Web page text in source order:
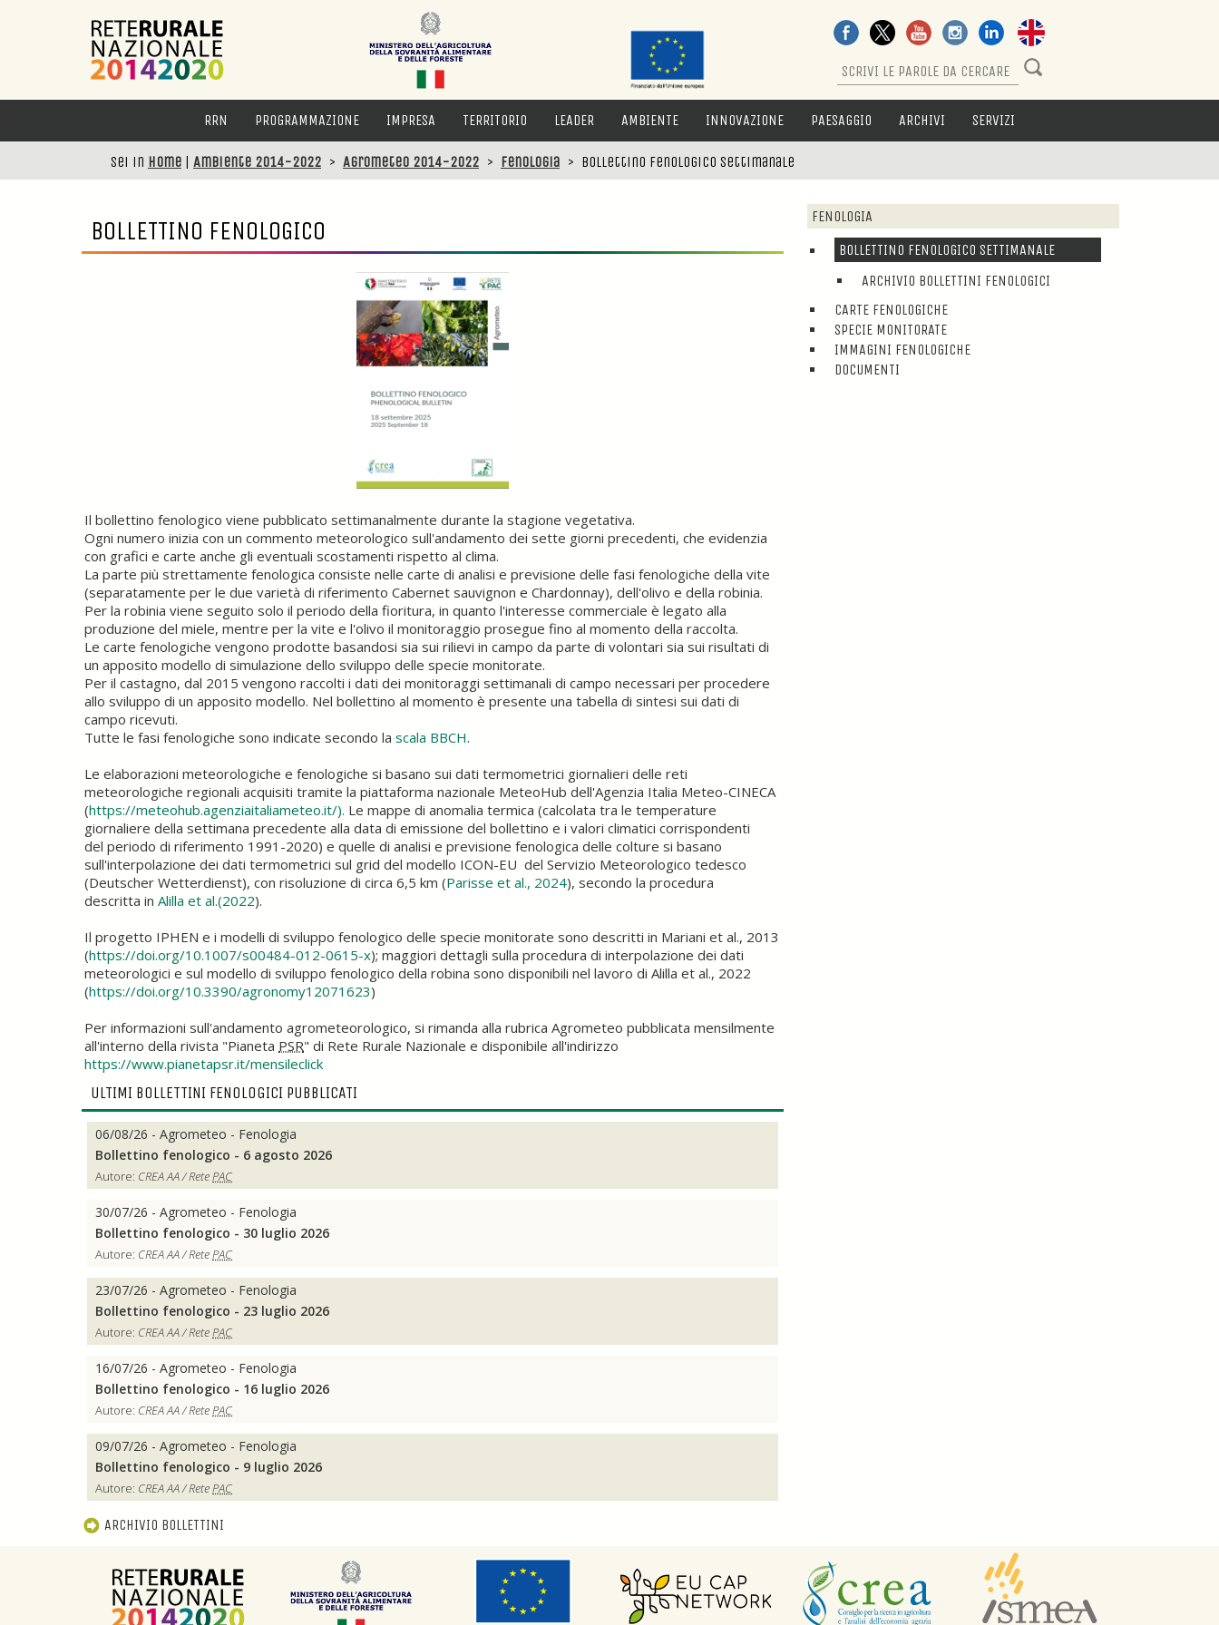
RRN PROGRAMMAZIONE IMPRESA TERRITORIO LEADER AMBIENTE INNOVAZIONE PAESAGGIO ARCHIVI SERVIZI
Sei in Home | Ambiente 2014-2022 > Agrometeo 2014-2022 > Fenologia > Bollettino fenologico settimanale
BOLLETTINO FENOLOGICO
Il bollettino fenologico viene pubblicato settimanalmente durante la stagione vegetativa.
Ogni numero inizia con un commento meteorologico sull'andamento dei sette giorni precedenti, che evidenzia
con grafici e carte anche gli eventuali scostamenti rispetto al clima.
La parte più strettamente fenologica consiste nelle carte di analisi e previsione delle fasi fenologiche della vite
(separatamente per le due varietà di riferimento Cabernet sauvignon e Chardonnay), dell'olivo e della robinia.
Per la robinia viene seguito solo il periodo della fioritura, in quanto l'interesse commerciale è legato alla
produzione del miele, mentre per la vite e l'olivo il monitoraggio prosegue fino al momento della raccolta.
Le carte fenologiche vengono prodotte basandosi sia sui rilievi in campo da parte di volontari sia sui risultati di
un apposito modello di simulazione dello sviluppo delle specie monitorate.
Per il castagno, dal 2015 vengono raccolti i dati dei monitoraggi settimanali di campo necessari per procedere
allo sviluppo di un apposito modello. Nel bollettino al momento è presente una tabella di sintesi sui dati di
campo ricevuti.
Tutte le fasi fenologiche sono indicate secondo la scala BBCH.
Le elaborazioni meteorologiche e fenologiche si basano sui dati termometrici giornalieri delle reti
meteorologiche regionali acquisiti tramite la piattaforma nazionale MeteoHub dell'Agenzia Italia Meteo-CINECA
(https://meteohub.agenziaitaliameteo.it/). Le mappe di anomalia termica (calcolata tra le temperature
giornaliere della settimana precedente alla data di emissione del bollettino e i valori climatici corrispondenti
del periodo di riferimento 1991-2020) e quelle di analisi e previsione fenologica delle colture si basano
sull'interpolazione dei dati termometrici sul grid del modello ICON-EU del Servizio Meteorologico tedesco
(Deutscher Wetterdienst), con risoluzione di circa 6,5 km (Parisse et al., 2024), secondo la procedura
descritta in Alilla et al.(2022).
Il progetto IPHEN e i modelli di sviluppo fenologico delle specie monitorate sono descritti in Mariani et al., 2013
(https://doi.org/10.1007/s00484-012-0615-x); maggiori dettagli sulla procedura di interpolazione dei dati
meteorologici e sul modello di sviluppo fenologico della robina sono disponibili nel lavoro di Alilla et al., 2022
(https://doi.org/10.3390/agronomy12071623)
Per informazioni sull'andamento agrometeorologico, si rimanda alla rubrica Agrometeo pubblicata mensilmente
all'interno della rivista "Pianeta PSR" di Rete Rurale Nazionale e disponibile all'indirizzo
https://www.pianetapsr.it/mensileclick
ULTIMI BOLLETTINI FENOLOGICI PUBBLICATI
06/08/26 - Agrometeo - Fenologia
Bollettino fenologico - 6 agosto 2026
Autore: CREA AA / RetePAC
30/07/26 - Agrometeo - Fenologia
Bollettino fenologico - 30 luglio 2026
Autore: CREA AA / RetePAC
23/07/26 - Agrometeo - Fenologia
Bollettino fenologico - 23 luglio 2026
Autore: CREA AA / RetePAC
16/07/26 - Agrometeo - Fenologia
Bollettino fenologico - 16 luglio 2026
Autore: CREA AA / RetePAC
09/07/26 - Agrometeo - Fenologia
Bollettino fenologico - 9 luglio 2026
Autore: CREA AA / RetePAC
ARCHIVIO BOLLETTINI
FENOLOGIA
BOLLETTINO FENOLOGICO SETTIMANALE
ARCHIVIO BOLLETTINI FENOLOGICI
CARTE FENOLOGICHE
SPECIE MONITORATE
IMMAGINI FENOLOGICHE
DOCUMENTI